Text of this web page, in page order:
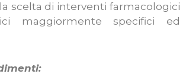
scelta di interventi farmacologici
maggiormente specifici ed